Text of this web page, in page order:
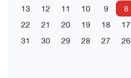
8
9
10
11
12
13
17
18
19
20
21
22
26
27
28
29
30
31